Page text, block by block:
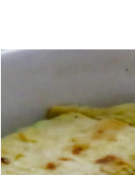
View
Image